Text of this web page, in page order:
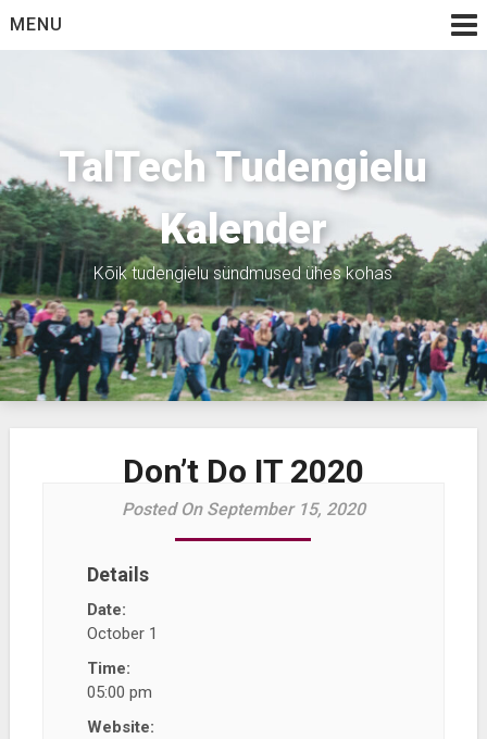
toMENU
TalTech Tudengielu
Kalender
Kõik tudengielu sündmused ühes kohas
Don’t Do IT 2020
Posted On September 15, 2020
Details
Date:
October 1
Time:
05:00 pm
Website: